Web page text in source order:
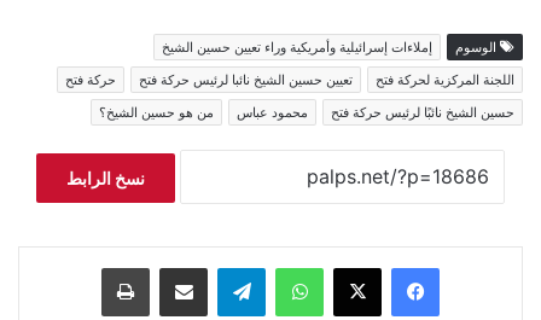
الوسوم
إملاءات إسرائيلية وأمريكية وراء تعيين حسين الشيخ
اللجنة المركزية لحركة فتح
تعيين حسين الشيخ نائبا لرئيس حركة فتح
حركة فتح
حسين الشيخ نائبًا لرئيس حركة فتح
محمود عباس من هو حسين الشيخ؟
نسخ الرابط
فيسبوك ‫X واتساب تيلقرام مشاركة عبر البريد طباعة